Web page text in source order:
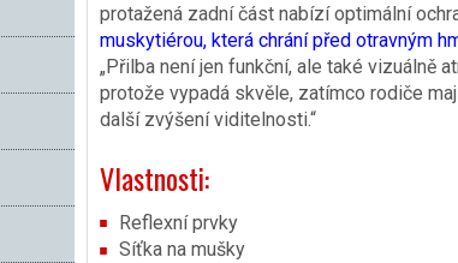
protažená zadní část nabízí optimální
muskytiérou, která chrání před otravným
„Přilba není jen funkční, ale také vizuálně
protože vypadá skvěle, zatímco rodiče
další zvýšení viditelnosti.“
Vlastnosti:
Reflexní prvky
Síťka na mušky